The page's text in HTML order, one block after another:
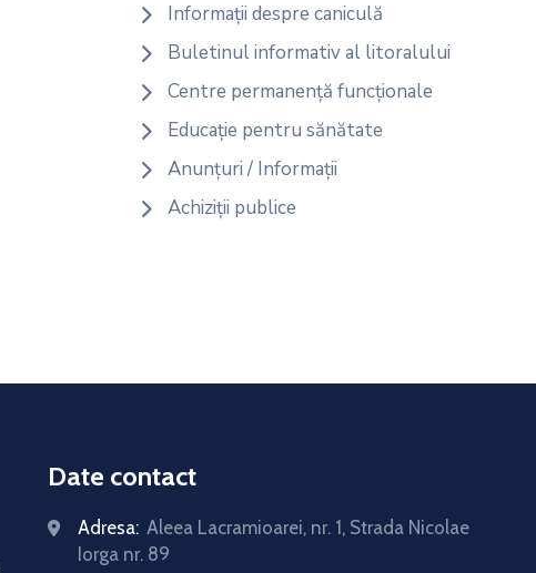
Informații despre caniculă
Buletinul informativ al litoralului
Centre permanență funcționale
Educație pentru sănătate
Anunțuri / Informații
Achiziții publice
Date contact
Adresa: Aleea Lacramioarei, nr. 1, Strada Nicolae
Iorga nr. 89